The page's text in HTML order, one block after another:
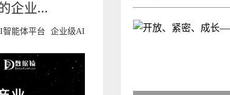
企业...
智能体平台 企业级AI